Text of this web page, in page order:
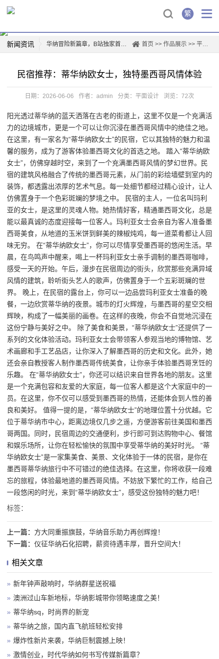
繁
新闻资讯 华纳冒险新篇章，B站独家首映！
创新驱动，华纳新材上市再掀行业热潮
薛凯琪华纳解约，背后真相曝光！
一票难求！博格华纳电影盛宴即将开演
惊喜连连，山东华纳带你玩转四季
票房爆款，国际城华纳影院独家首映日！
首页 >>作品展示 >>平面设计
民宿推荐：蒂华纳欧女士，独特墨西哥风情体验
日期：2026-06-06 作者：admin 分类： 平面设计 浏览：72次
阳光透过蒂华纳的蓝天洒落在古老的街道上，这里不仅是一个充满活
力的边境城市，更是一个可以让你沉浸在墨西哥风情中的绝佳之地。
在这里，有一家名为“蒂华纳欧女士”的民宿，它以其独特的魅力和温
馨的服务，成为了游客体验墨西哥文化的首选之地。 踏入“蒂华纳欧
女士”，仿佛穿越时空，来到了一个充满墨西哥风情的梦幻世界。民
宿的建筑风格融合了传统的墨西哥元素，从门前的彩绘墙壁到室内的
装饰，都透露出浓厚的艺术气息。每一处细节都经过精心设计，让人
仿佛置身于一个色彩斑斓的梦境之中。 民宿的主人，一位名叫玛利
亚的女士，是这里的灵魂人物。她热情好客，精通墨西哥文化，总是
能以最真诚的态度迎接每一位客人。玛利亚女士会亲自为客人准备墨
西哥美食，从地道的玉米饼到鲜美的辣椒炖鸡，每一道菜肴都让人回
味无穷。 在“蒂华纳欧女士”，你可以尽情享受墨西哥的悠闲生活。早
晨，在鸟鸣声中醒来，喝上一杯玛利亚女士亲手调制的墨西哥咖啡，
感受一天的开始。午后，漫步在民宿周边的街头，欣赏那些充满异域
风情的建筑，聆听街头艺人的歌声，仿佛置身于一个五彩斑斓的世
界。 晚上，在民宿的露台上，你可以一边品尝玛利亚女士准备的晚
餐，一边欣赏蒂华纳的夜景。城市的灯火辉煌，与墨西哥的星空交相
辉映，构成了一幅美丽的画卷。在这样的夜晚，你会不自觉地沉浸在
这份宁静与美好之中。 除了美食和美景，“蒂华纳欧女士”还提供了一
系列的文化体验活动。玛利亚女士会带领客人参观当地的博物馆、艺
术画廊和手工艺品店，让你深入了解墨西哥的历史和文化。此外，她
还会亲自教授客人制作墨西哥传统美食，让你亲手体验墨西哥烹饪的
乐趣。 在“蒂华纳欧女士”，你还可以结识来自世界各地的朋友。这里
是一个充满包容和友爱的大家庭，每一位客人都是这个大家庭中的一
员。在这里，你不仅可以感受到墨西哥的热情，还能体会到人性的善
良和美好。 值得一提的是，“蒂华纳欧女士”的地理位置十分优越。它
位于蒂华纳市中心，距离边境仅几步之遥，方便游客前往美国和墨西
哥两国。同时，民宿周边的交通便利，步行即可到达购物中心、餐馆
和娱乐场所，让你在轻松愉快的氛围中享受蒂华纳的美好时光。 “蒂
华纳欧女士”是一家集美食、美景、文化体验于一体的民宿，是你在
墨西哥蒂华纳旅行中不可错过的绝佳选择。在这里，你将收获一段难
忘的旅程，体验最地道的墨西哥风情。不妨放下繁忙的工作，给自己
一段悠闲的时光，来到“蒂华纳欧女士”，感受这份独特的魅力吧！
标签：
上一篇： 方大同重振旗鼓，华纳音乐助力再创辉煌！
下一篇： 仪征华纳石化招聘，薪资待遇丰厚，晋升空间大！
相关文章
» 新年钟声敲响时，华纳群星送祝福
» 澳洲过山车新地标，华纳影城带你领略速度之美！
» 蒂华纳sq，时尚界的新宠
» 蒂华纳之旅，国内直飞航班轻松安排
» 爆炸性新片来袭，华纳巨制震撼上映！
» 激情创业，时代华纳如何书写传媒新篇章？